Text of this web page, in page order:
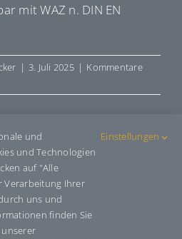
mit WAZ n. DIN EN
| 3. Juli 2025 | Kommentare
Choose Your
LinkedInWhatsApp
Telegram
E-
und
und Technologien
auf "Alle
Verarbeitung Ihrer
uns und
finden Sie
Einstellungen